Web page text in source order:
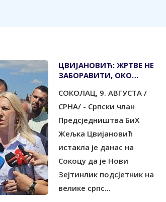
ЦВИЈАНОВИЋ: ЖРТВЕ НЕ
ЗАБОРАВИТИ, ОКО
СОКОЛАЦ, 9. АВГУСТА /
СРНА/ - Српски члан
Предсједништва БиХ
Жељка Цвијановић
истакла је данас на
Сокоцу да је Нови
Зејтинлик подсјетник на
велике српс...